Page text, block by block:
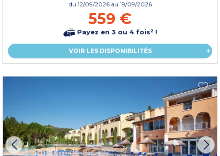
du 12/09/2026 au 19/09/2026
559 €
Payez en 3 ou 4 fois² !
VOIR LES DISPONIBILITÉS